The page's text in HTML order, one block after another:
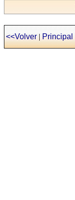
<<Volver|Principal